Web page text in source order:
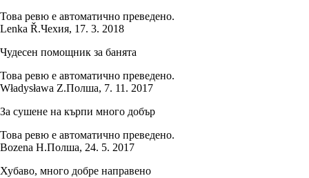
Това ревю е автоматично преведено.
Lenka Ř.Чехия, 17. 3. 2018
Чудесен помощник за банята
Това ревю е автоматично преведено.
Władysława Z.Полша, 7. 11. 2017
За сушене на кърпи много добър
Това ревю е автоматично преведено.
Bozena H.Полша, 24. 5. 2017
Хубаво, много добре направено